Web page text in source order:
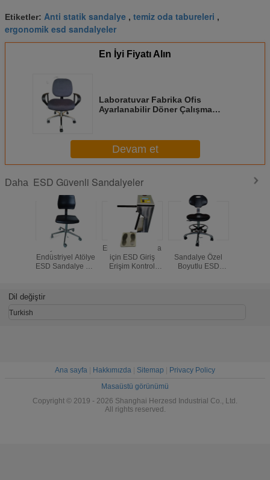
Etiketler: Anti statik sandalye , temiz oda tabureleri ,
ergonomik esd sandalyeler
En İyi Fiyatı Alın
Laboratuvar Fabrika Ofis
Ayarlanabilir Döner Çalışma
Yerleri ile
Devam et
Daha ESD Güvenli Sandalyeler
Toptan PU
Döndürülebilir
Köpük ESD
Elektronik Fabrika
için ESD Giriş
Erişim Kontrol
Laboratuvar
Fabrika Ofis
Ayarlanabilir
Dil değiştir
Turkish
Ana sayfa Hakkımızda Sitemap
Privacy Policy
Masaüstü görünümü
Copyright © 2019 - 2026 Shanghai Herzesd Industrial Co., Ltd.
All rights reserved.